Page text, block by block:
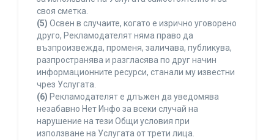
своя сметка.
(5) Освен в случаите, когато е изрично уговорено
друго, Рекламодателят няма право да
възпроизвежда, променя, заличава, публикува,
разпространява и разгласява по друг начин
информационните ресурси, станали му известни
чрез Услугата.
(6) Рекламодателят е длъжен да уведомява
незабавно Нет Инфо за всеки случай на
нарушение на тези Общи условия при
използване на Услугата от трети лица.